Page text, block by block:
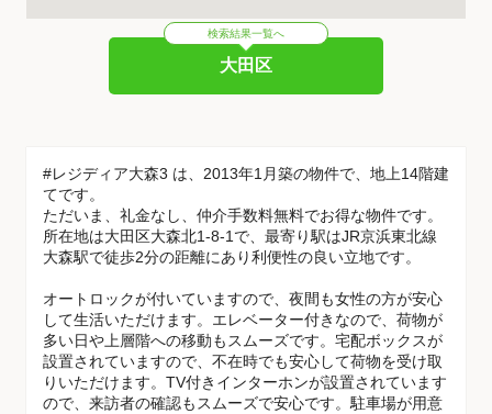
検索結果一覧へ
大田区
#レジディア大森3 は、2013年1月築の物件で、地上14階建
てです。
ただいま、礼金なし、仲介手数料無料でお得な物件です。
所在地は大田区大森北1-8-1で、最寄り駅はJR京浜東北線
大森駅で徒歩2分の距離にあり利便性の良い立地です。
オートロックが付いていますので、夜間も女性の方が安心
して生活いただけます。エレベーター付きなので、荷物が
多い日や上層階への移動もスムーズです。宅配ボックスが
設置されていますので、不在時でも安心して荷物を受け取
りいただけます。TV付きインターホンが設置されています
ので、来訪者の確認もスムーズで安心です。駐車場が用意